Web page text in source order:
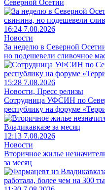
Северной Осетии
16:24 7.08.2026
Новости
За неделю в Северной
но подешевели сливочное
15:28 7.08.2026
Новости, Пресс релизы
Сотрудница УФСИН по
республику на форуме
12:13 7.08.2026
Новости
Вторичное жилье
за месяц